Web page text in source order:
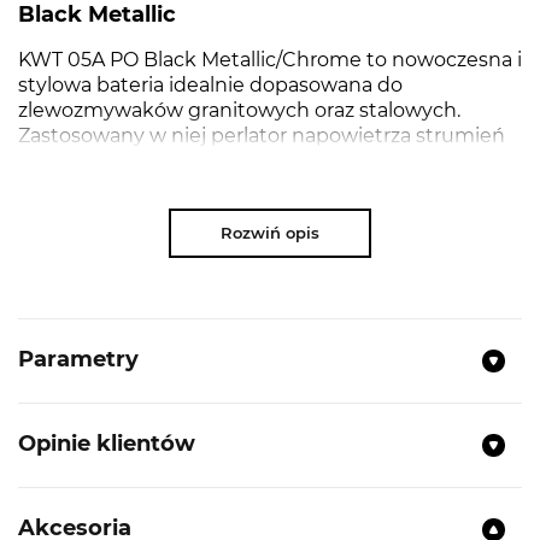
Black Metallic
KWT 05A PO Black Metallic/Chrome to nowoczesna i
stylowa bateria idealnie dopasowana do
zlewozmywaków granitowych oraz stalowych.
Zastosowany w niej perlator napowietrza strumień
zlewozmywaku. Bateria posiada wyciąganą
wylewkę, która pomaga przy zmywaniu dużych
gabarytowo naczyń, jak i samego zlewozmywaka.
NAJWAŻNIEJSZE PARAMETRY
Obrotowa wylewka
Rozwiń opis
Parametry
Opinie klientów
Akcesoria